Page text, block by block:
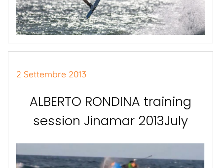
2 Settembre 2013
ALBERTO RONDINA training
session Jinamar 2013July